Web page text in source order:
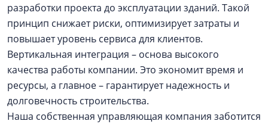
разработки проекта до эксплуатации зданий. Такой
принцип снижает риски, оптимизирует затраты и
повышает уровень сервиса для клиентов.
Вертикальная интеграция – основа высокого
качества работы компании. Это экономит время и
ресурсы, а главное – гарантирует надежность и
долговечность строительства.
Наша собственная управляющая компания заботится